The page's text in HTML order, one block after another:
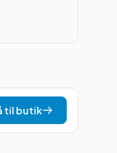
til butik